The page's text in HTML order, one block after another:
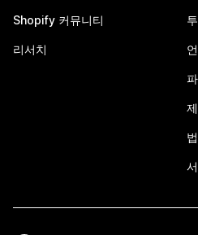
Shopify 커뮤니티
리서치